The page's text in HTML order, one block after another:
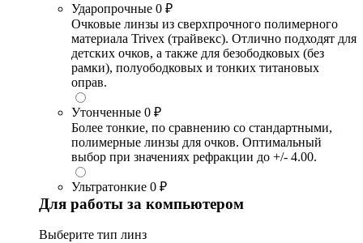
Ударопрочные 0 ₽
Очковые линзы из сверхпрочного полимерного
материала Trivex (трайвекс). Отлично подходят для
детских очков, а также для безободковых (без
рамки), полуободковых и тонких титановых
оправ.
Утонченные 0 ₽
Более тонкие, по сравнению со стандартными,
полимерные линзы для очков. Оптимальный
выбор при значениях рефракции до +/- 4.00.
Ультратонкие 0 ₽
Для работы за компьютером
Выберите тип линз